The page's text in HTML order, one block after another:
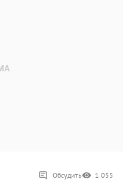
Обсудить 1 055